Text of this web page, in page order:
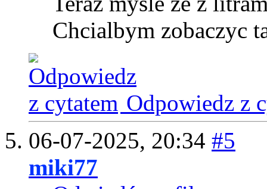
Chcialbym zobaczyc
Odpowiedz z
06-07-2025, 20:34 #5
miki77